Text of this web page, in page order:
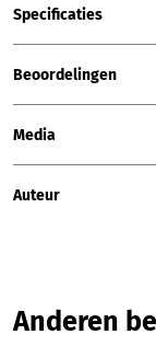
Specificaties
Beoordelingen
Media
Auteur
Productgalerij
Anderen